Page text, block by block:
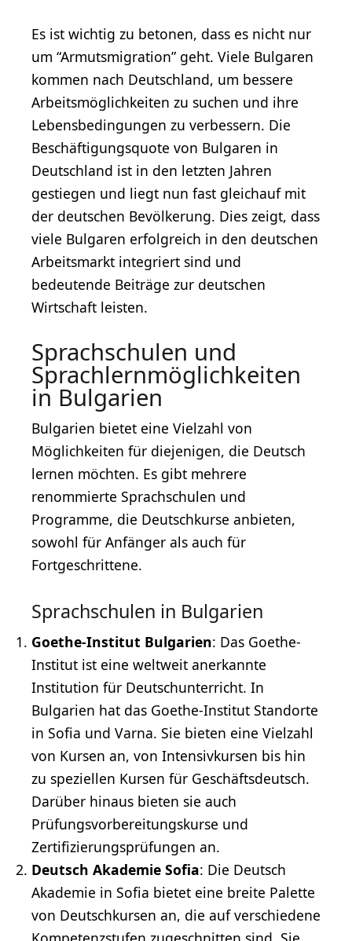
Es ist wichtig zu betonen, dass es nicht nur
um “Armutsmigration” geht. Viele Bulgaren
kommen nach Deutschland, um bessere
Arbeitsmöglichkeiten zu suchen und ihre
Lebensbedingungen zu verbessern. Die
Beschäftigungsquote von Bulgaren in
Deutschland ist in den letzten Jahren
gestiegen und liegt nun fast gleichauf mit
der deutschen Bevölkerung. Dies zeigt, dass
viele Bulgaren erfolgreich in den deutschen
Arbeitsmarkt integriert sind und
bedeutende Beiträge zur deutschen
Wirtschaft leisten.
Sprachschulen und
Sprachlernmöglichkeiten
in Bulgarien
Bulgarien bietet eine Vielzahl von
Möglichkeiten für diejenigen, die Deutsch
lernen möchten. Es gibt mehrere
renommierte Sprachschulen und
Programme, die Deutschkurse anbieten,
sowohl für Anfänger als auch für
Fortgeschrittene.
Sprachschulen in Bulgarien
Goethe-Institut Bulgarien: Das Goethe-
Institut ist eine weltweit anerkannte
Institution für Deutschunterricht. In
Bulgarien hat das Goethe-Institut Standorte
in Sofia und Varna. Sie bieten eine Vielzahl
von Kursen an, von Intensivkursen bis hin
zu speziellen Kursen für Geschäftsdeutsch.
Darüber hinaus bieten sie auch
Prüfungsvorbereitungskurse und
Zertifizierungsprüfungen an.
Deutsch Akademie Sofia: Die Deutsch
Akademie in Sofia bietet eine breite Palette
von Deutschkursen an, die auf verschiedene